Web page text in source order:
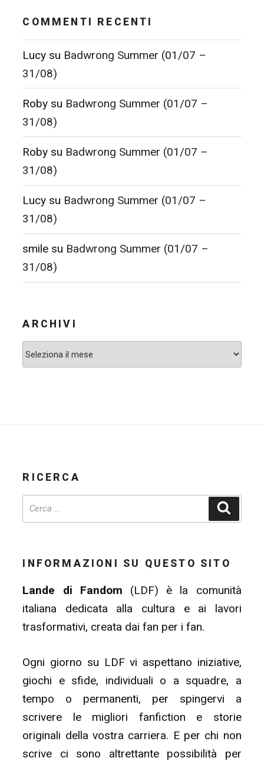
COMMENTI RECENTI
Lucy su Badwrong Summer (01/07 –
31/08)
Roby su Badwrong Summer (01/07 –
31/08)
Roby su Badwrong Summer (01/07 –
31/08)
Lucy su Badwrong Summer (01/07 –
31/08)
smile su Badwrong Summer (01/07 –
31/08)
ARCHIVI
Archivi
RICERCA
INFORMAZIONI SU QUESTO SITO
Lande di Fandom (LDF) è la comunità
italiana dedicata alla cultura e ai lavori
trasformativi, creata dai fan per i fan.
Ogni giorno su LDF vi aspettano iniziative,
giochi e sfide, individuali o a squadre, a
tempo o permanenti, per spingervi a
scrivere le migliori fanfiction e storie
originali della vostra carriera. E per chi non
scrive ci sono altrettante possibilità per